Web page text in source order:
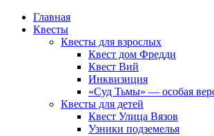
Главная
Квесты
Квесты для взрослых
Квест дом Фредди
Квест Вий
Инквизиция
«Суд Тьмы» — особая
Квесты для детей
Квест Улица Вязов
Узники подземелья